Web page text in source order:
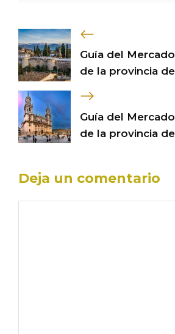
Guía del
de la provincia
Guía del
de la provincia
Deja un comentario